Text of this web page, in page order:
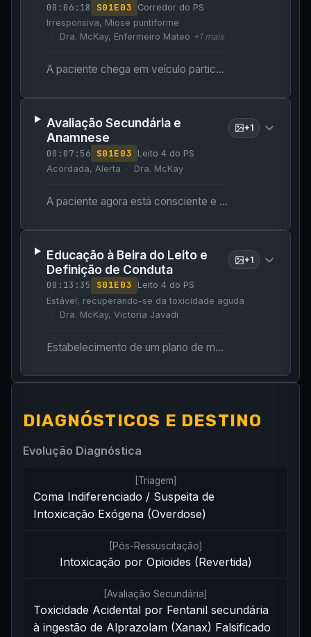
00:06:18 S01E03
Corredor do PS
Irresponsiva, Miose puntiforme
Dra. McKay, Enfermeiro Mateo +1 mais
A paciente chega em veículo particular, carregada/transportada em maca pela amiga, completamente irresponsiva. Mateo auxilia com a maca e os equipamentos.
Avaliação Secundária e
Anamnese
00:07:56 S01E03
Leito 4 do PS
Acordada, Alerta
Dra. McKay
A paciente agora está consciente e orientada no ambiente hospitalar; os médicos precisam identificar a substância ingerida para antecipar a evolução clínica.
+1
Educação à Beira do Leito e
Definição de Conduta
00:13:35 S01E03
Leito 4 do PS
Estável, recuperando-se da toxicidade aguda
Dra. McKay, Victoria Javadi
Estabelecimento de um plano de monitoramento e educação da paciente sobre os perigos de comprimidos comprados na rua.
+1
DIAGNÓSTICOS E DESTINO
Evolução Diagnóstica
Triagem]
Coma Indiferenciado / Suspeita de
Intoxicação Exógena (Overdose)
Pós-Ressuscitação]
Intoxicação por Opioides (Revertida)
Avaliação Secundária]
Toxicidade Acidental por Fentanil secundária
à ingestão de Alprazolam (Xanax) Falsificado